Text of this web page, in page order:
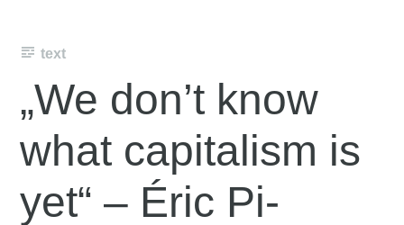
text
„We don’t know
what capitalism is
yet“ – Éric Pi­